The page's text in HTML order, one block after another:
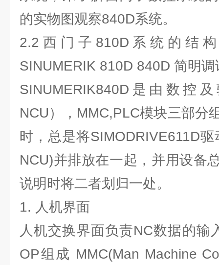
的实物图观察840D系统。
2.2西门子810D系统的结
SINUMERIK 810D 840D 简明
SINUMERIK840D是由数控
NCU），MMC,PLC模块三部分
时，总是将SIMODRIVE611D
NCU)并排放在一起，并用设备
说明时将二者划归一处。
1. 人机界面
人机交换界面负责NC数据的输
OP组成 MMC(Man Machine